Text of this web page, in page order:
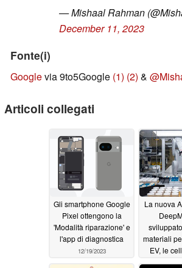
— Mishaal Rahman
December 11, 2023
Fonte(i)
Googlevia 9to5Google (1) (2) &
Articoli collegati
Gli smartphone Google
Pixel ottengono la
'Modalità riparazione' e
l'app di diagnostica
12/19/2023
La nuova
materiali
EV, le
altro